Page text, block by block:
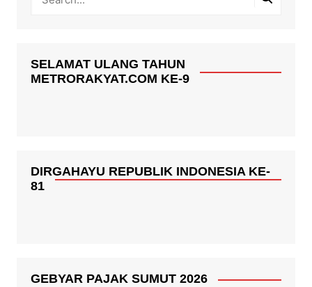
SELAMAT ULANG TAHUN
METRORAKYAT.COM KE-9
DIRGAHAYU REPUBLIK INDONESIA KE-
81
GEBYAR PAJAK SUMUT 2026